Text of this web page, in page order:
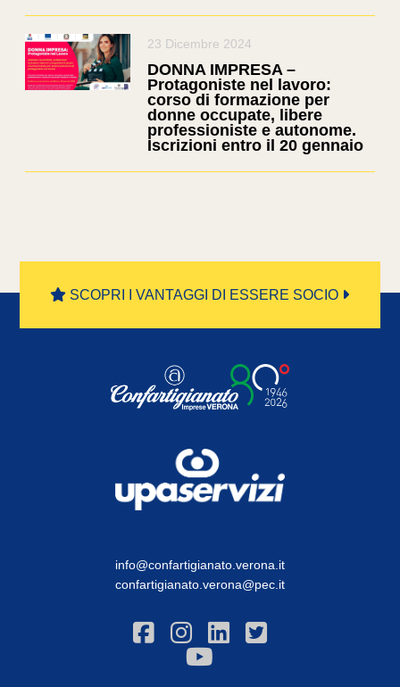
23 Dicembre 2024
DONNA IMPRESA –
Protagoniste nel lavoro:
corso di formazione per
donne occupate, libere
professioniste e autonome.
Iscrizioni entro il 20 gennaio
SCOPRI I VANTAGGI DI ESSERE SOCIO
info@confartigianato.verona.it
confartigianato.verona@pec.it